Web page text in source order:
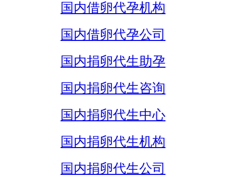
国内借卵代孕机构
国内借卵代孕公司
国内捐卵代生助孕
国内捐卵代生咨询
国内捐卵代生中心
国内捐卵代生机构
国内捐卵代生公司